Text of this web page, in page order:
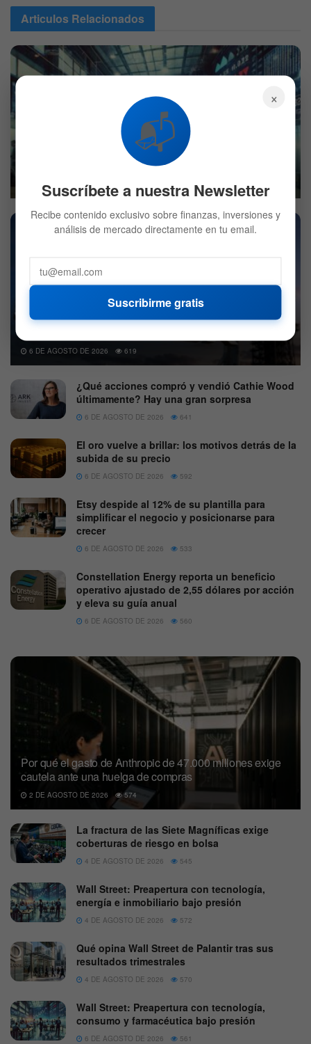
Articulos Relacionados
Wall Street: Preapertura con tecnología, turismo y
alimentación bajo presión
7 DE AGOSTO DE 2026
SpaceX podría sufrir más presión al liberarse el primer
6 DE AGOSTO DE 2026 619
¿Qué acciones compró y vendió Cathie Wood
últimamente? Hay una gran sorpresa
6 DE AGOSTO DE 2026 641
El oro vuelve a brillar: los motivos detrás de la
subida de su precio
6 DE AGOSTO DE 2026 592
Etsy despide al 12% de su plantilla para
simplificar el negocio y posicionarse para
crecer
6 DE AGOSTO DE 2026 533
Constellation Energy reporta un beneficio
operativo ajustado de 2,55 dólares por acción
y eleva su guía anual
6 DE AGOSTO DE 2026 560
Por qué el gasto de Anthropic de 47.000 millones exige
cautela ante una huelga de compras
2 DE AGOSTO DE 2026 574
La fractura de las Siete Magníficas exige
coberturas de riesgo en bolsa
4 DE AGOSTO DE 2026 545
Wall Street: Preapertura con tecnología,
energía e inmobiliario bajo presión
4 DE AGOSTO DE 2026 572
Qué opina Wall Street de Palantir tras sus
resultados trimestrales
4 DE AGOSTO DE 2026 570
Wall Street: Preapertura con tecnología,
consumo y farmacéutica bajo presión
6 DE AGOSTO DE 2026 561
×
📬
Suscríbete a nuestra Newsletter
Recibe contenido exclusivo sobre finanzas, inversiones y
análisis de mercado directamente en tu email.
Suscribirme gratis